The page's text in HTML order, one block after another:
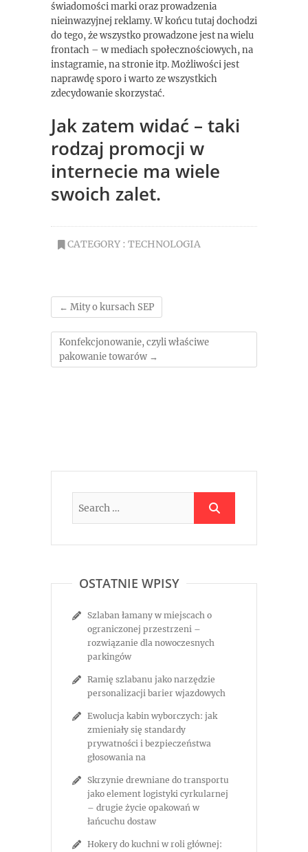
świadomości marki oraz prowadzenia
nieinwazyjnej reklamy. W końcu tutaj dochodzi
do tego, że wszystko prowadzone jest na wielu
frontach – w mediach społecznościowych, na
instagramie, na stronie itp. Możliwości jest
naprawdę sporo i warto ze wszystkich
zdecydowanie skorzystać.
Jak zatem widać – taki
rodzaj promocji w
internecie ma wiele
swoich zalet.
CATEGORY : TECHNOLOGIA
← Mity o kursach SEP
Konfekcjonowanie, czyli właściwe
pakowanie towarów →
OSTATNIE WPISY
Szlaban łamany w miejscach o
ograniczonej przestrzeni –
rozwiązanie dla nowoczesnych
parkingów
Ramię szlabanu jako narzędzie
personalizacji barier wjazdowych
Ewolucja kabin wyborczych: jak
zmieniały się standardy
prywatności i bezpieczeństwa
głosowania na
Skrzynie drewniane do transportu
jako element logistyki cyrkularnej
– drugie życie opakowań w
łańcuchu dostaw
Hokery do kuchni w roli głównej: